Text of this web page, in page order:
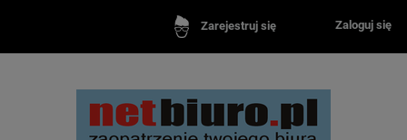
Zarejestruj się Zaloguj się